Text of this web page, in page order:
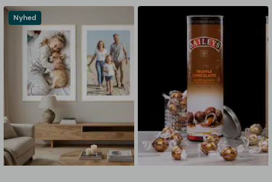
Nyhed